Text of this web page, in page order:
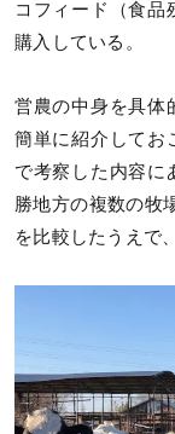
コフィード（食品
購入している。
営農の中身を具体
簡単に紹介してお
で考察した内容に
勝地方の複数の牧
を比較したうえで